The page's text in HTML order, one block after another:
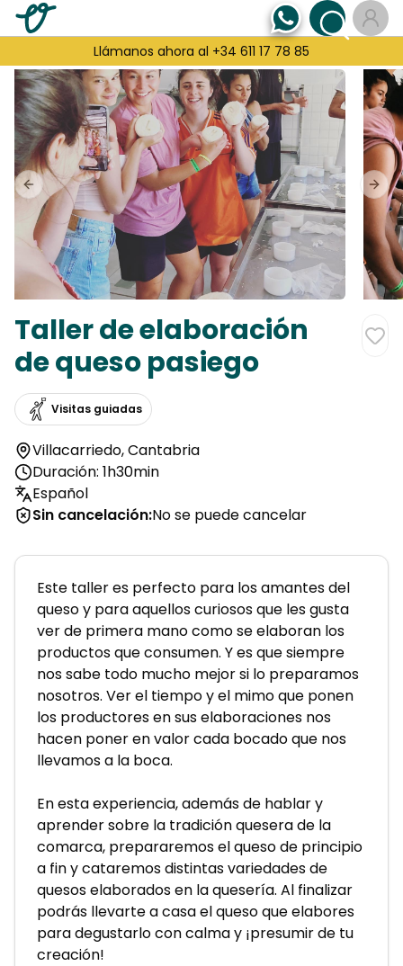
Llámanos ahora al +34 611 17 78 85
Previous slide
Taller de elaboración
de queso pasiego
Visitas guiadas
Villacarriedo,Cantabria
Duración: 1h30min
Español
Sin cancelación:No se puede cancelar
Este taller es perfecto para los amantes del
queso y para aquellos curiosos que les gusta
ver de primera mano como se elaboran los
productos que consumen. Y es que siempre
nos sabe todo mucho mejor si lo preparamos
nosotros. Ver el tiempo y el mimo que ponen
los productores en sus elaboraciones nos
hacen poner en valor cada bocado que nos
llevamos a la boca.
En esta experiencia, además de hablar y
aprender sobre la tradición quesera de la
comarca, prepararemos el queso de principio
a fin y cataremos distintas variedades de
quesos elaborados en la quesería. Al finalizar
podrás llevarte a casa el queso que elabores
para degustarlo con calma y ¡presumir de tu
creación!